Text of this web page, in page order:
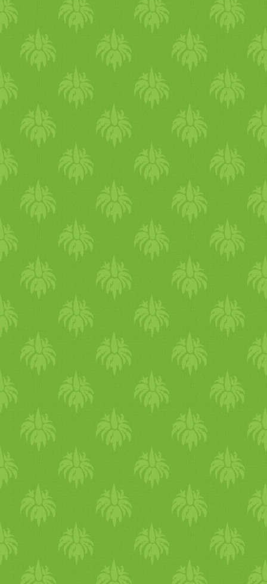
sportolj - olyankor inkább
pihenj. Vegyél példát a
éghajlaton élő, sziesztázó
népekről. Ha testgyakorlást
végzel, akkor a kora reggeli
órákban gyakorolj, amikor
hűs a levegő. Sétálj
reggelente, mert a reggeli
napfény gyógyító hatású és
életenergiával tölt fel.
Kellemes az esti,
csillagfényes séta is.
testmozgás az úszás és a
kirándulás - az erdőben
patakok mentén, forrásoknál,
völgyekben sokkal hűvösebb
van. Amennyiben jógát
gyakorolsz, részesítsd